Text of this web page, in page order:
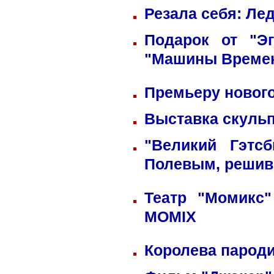
Резала себя:
Подарок от
"Машины
Премьеру
Выставка
"Великий
Полевым,
Театр
MOMIX
Королева